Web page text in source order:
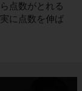
点数がとれる
に点数を伸ば